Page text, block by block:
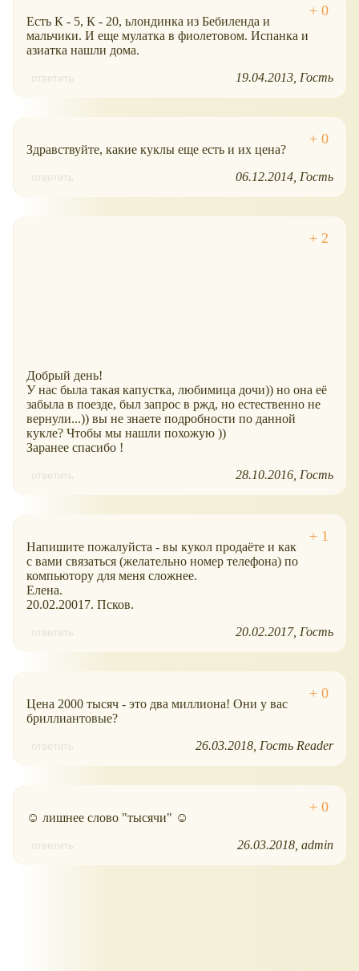
Есть К - 5, К - 20, ьлондинка из Бебиленда и
мальчики. И еще мулатка в фиолетовом. Испанка и
азиатка нашли дома.
ответить 19.04.2013 Гость
Здравствуйте, какие куклы еще есть и их цена?
ответить 06.12.2014 Гость
Добрый день!
У нас была такая капустка, любимица дочи)) но она её
забыла в поезде, был запрос в ржд, но естественно не
вернули...)) вы не знаете подробности по данной
кукле? Чтобы мы нашли похожую ))
Заранее спасибо !
ответить 28.10.2016 Гость
Напишите пожалуйста - вы кукол продаёте и как
с вами связаться (желательно номер телефона) по
компьютору для меня сложнее.
Елена.
20.02.20017. Псков.
ответить 20.02.2017 Гость
Цена 2000 тысяч - это два миллиона! Они у вас
бриллиантовые?
ответить 26.03.2018 Гость Reader
☺ лишнее слово "тысячи" ☺
ответить 26.03.2018 admin